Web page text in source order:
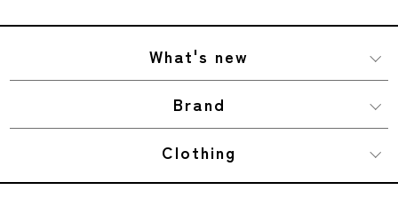
What's new
Brand
Clothing